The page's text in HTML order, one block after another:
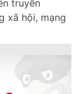
truyền
xã hội, mạng